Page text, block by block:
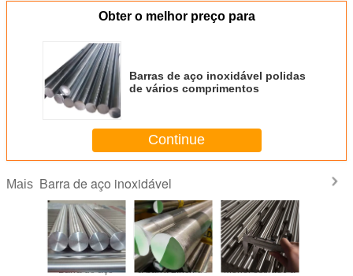
Obter o melhor preço para
Barras de aço inoxidável polidas
de vários comprimentos
Continue
Mais Barra de aço inoxidável
Barra de aço
a barra 2Inch de
Monel estirado a